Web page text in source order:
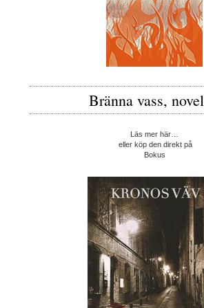
Bränna vass,
Läs mer här…
eller köp den direkt på
Bokus